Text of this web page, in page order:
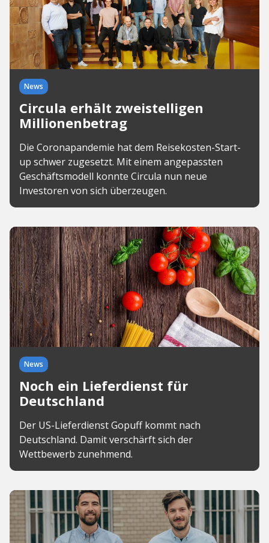
News
Circula erhält zweistelligen
Millionenbetrag
Die Coronapandemie hat dem Reisekosten-Start-
up schwer zugesetzt. Mit einem angepassten
Geschäftsmodell konnte Circula nun neue
Investoren von sich überzeugen.
News
Noch ein Lieferdienst für
Deutschland
Der US-Lieferdienst Gopuff kommt nach
Deutschland. Damit verschärft sich der
Wettbewerb zunehmend.